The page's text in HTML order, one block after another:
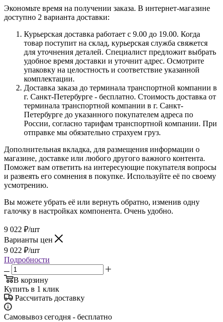
Экономьте время на получении заказа. В интернет-магазине
доступно 2 варианта доставки:
Курьерская доставка работает с 9.00 до 19.00. Когда
товар поступит на склад, курьерская служба свяжется
для уточнения деталей. Специалист предложит выбрать
удобное время доставки и уточнит адрес. Осмотрите
упаковку на целостность и соответствие указанной
комплектации.
Доставка заказа до терминала транспортной компании в
г. Санкт-Петербурге - бесплатно. Стоимость доставка от
терминала транспортной компании в г. Санкт-
Петербурге до указанного покупателем адреса по
России, согласно тарифам транспортной компании. При
отправке мы обязательно страхуем груз.
Дополнительная вкладка, для размещения информации о
магазине, доставке или любого другого важного контента.
Поможет вам ответить на интересующие покупателя вопросы
и развеять его сомнения в покупке. Используйте её по своему
усмотрению.
Вы можете убрать её или вернуть обратно, изменив одну
галочку в настройках компонента. Очень удобно.
9 022 ₽/шт
Варианты цен
9 022 ₽/шт
Подробности
В корзину
Купить в 1 клик
Рассчитать доставку
Самовывоз сегодня - бесплатно